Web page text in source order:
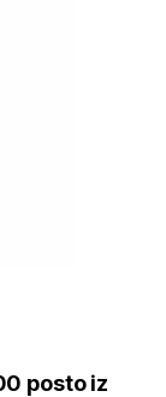
posto iz